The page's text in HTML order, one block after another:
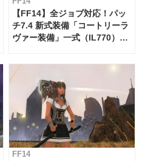
【FF14】全ジョブ対応！パッ
チ7.4 新式装備「コートリーラ
ヴァー装備」一式（IL770）の
FF14